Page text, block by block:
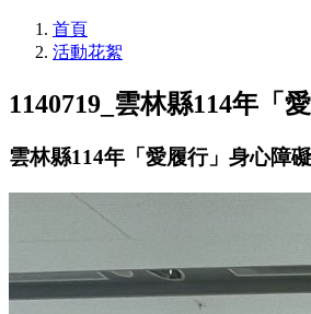
首頁
活動花絮
1140719_雲林縣114年「
雲林縣114年「愛履行」身心障